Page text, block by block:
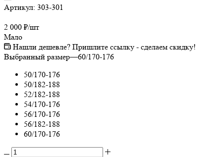
Артикул: 303-301
2 000 ₽/шт
Мало
Нашли дешевле? Пришлите ссылку - сделаем скидку!
Выбранный размер—60/170-176
50/170-176
50/182-188
52/182-188
54/170-176
56/170-176
56/182-188
60/170-176